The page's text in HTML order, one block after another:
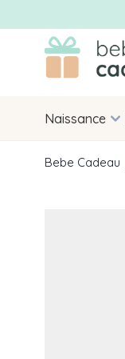
Allez au contenu
Naissance
Bebe Cadeau